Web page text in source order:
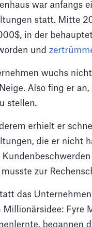
war anfangs
statt. Mitte
in der
und
wuchs
Also fing er
stellen.
erhielt er
die er nicht
zur
das
Millionärsidee: Fyre
begannen